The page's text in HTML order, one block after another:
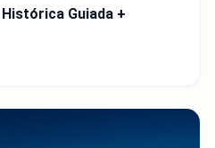
Guiada +